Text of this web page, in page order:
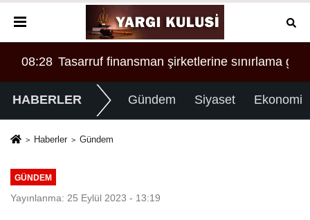
malvarlığına el konuldu
geldi
00:34 SONER YALÇIN VE SERDAR ÖZYURT
HABERLER Gündem Siyaset Ekonomi
Haberler Gündem
GÜNDEM
Yayınlanma: 25 Eylül 2023 - 13:19